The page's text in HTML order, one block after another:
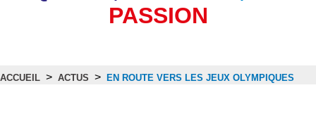
PASSION
ACCUEIL > ACTUS > EN ROUTE VERS LES JEUX OLYMPIQUES